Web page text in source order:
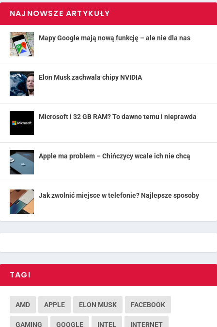
NAJNOWSZE ARTYKUŁY
Mapy Google mają nową funkcję – ale nie dla nas
Elon Musk zachwala chipy NVIDIA
Microsoft i 32 GB RAM? To dawno temu i nieprawda
Apple ma problem – Chińczycy wcale ich nie chcą
Jak zwolnić miejsce w telefonie? Najlepsze sposoby
TAGI
AMD APPLE ELON MUSK FACEBOOK
GAMING GOOGLE INTEL INTERNET